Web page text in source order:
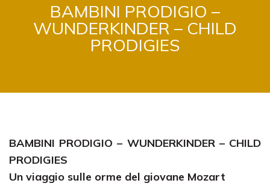
BAMBINI PRODIGIO –
WUNDERKINDER – CHILD
PRODIGIES
BAMBINI PRODIGIO – WUNDERKINDER – CHILD
PRODIGIES
Un viaggio sulle orme del giovane Mozart